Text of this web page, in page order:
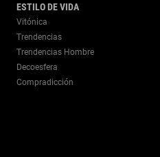
ESTILO DE VIDA
Vitónica
Trendencias
Trendencias Hombre
Decoesfera
Compradicción